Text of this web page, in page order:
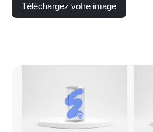
Téléchargez votre image